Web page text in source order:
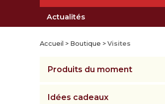
Actualités
Accueil > Boutique > Visites
Produits du moment
Idées cadeaux